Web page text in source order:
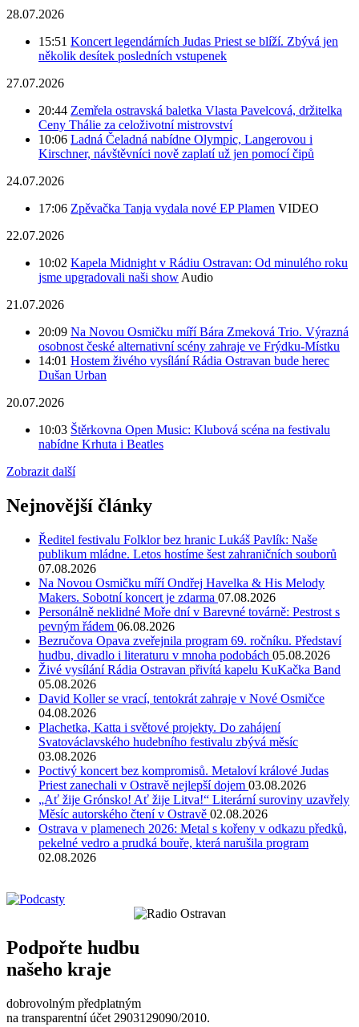
28.07.2026
15:51 Koncert legendárních Judas Priest se blíží. Zbývá jen
několik desítek posledních vstupenek
27.07.2026
20:44 Zemřela ostravská baletka Vlasta Pavelcová, držitelka
Ceny Thálie za celoživotní mistrovství
10:06 Ladná Čeladná nabídne Olympic, Langerovou i
Kirschner, návštěvníci nově zaplatí už jen pomocí čipů
24.07.2026
17:06 Zpěvačka Tanja vydala nové EP Plamen VIDEO
22.07.2026
10:02 Kapela Midnight v Rádiu Ostravan: Od minulého roku
jsme upgradovali naši show Audio
21.07.2026
20:09 Na Novou Osmičku míří Bára Zmeková Trio. Výrazná
osobnost české alternativní scény zahraje ve Frýdku-Místku
14:01 Hostem živého vysílání Rádia Ostravan bude herec
Dušan Urban
20.07.2026
10:03 Štěrkovna Open Music: Klubová scéna na festivalu
nabídne Krhuta i Beatles
Zobrazit další
Nejnovější články
Ředitel festivalu Folklor bez hranic Lukáš Pavlík: Naše
publikum mládne. Letos hostíme šest zahraničních souborů
07.08.2026
Na Novou Osmičku míří Ondřej Havelka & His Melody
Makers. Sobotní koncert je zdarma 07.08.2026
Personálně neklidné Moře dní v Barevné továrně: Pestrost s
pevným řádem 06.08.2026
Bezručova Opava zveřejnila program 69. ročníku. Představí
hudbu, divadlo i literaturu v mnoha podobách 05.08.2026
Živé vysílání Rádia Ostravan přivítá kapelu KuKačka Band
05.08.2026
David Koller se vrací, tentokrát zahraje v Nové Osmičce
04.08.2026
Plachetka, Katta i světové projekty. Do zahájení
Svatováclavského hudebního festivalu zbývá měsíc
03.08.2026
Poctivý koncert bez kompromisů. Metaloví králové Judas
Priest zanechali v Ostravě nejlepší dojem 03.08.2026
„Ať žije Grónsko! Ať žije Litva!“ Literární suroviny uzavřely
Měsíc autorského čtení v Ostravě 02.08.2026
Ostrava v plamenech 2026: Metal s kořeny v odkazu předků,
pekelné vedro a prudká bouře, která narušila program
02.08.2026
Podpořte hudbu
našeho kraje
dobrovolným předplatným
na transparentní účet 2903129090/2010.